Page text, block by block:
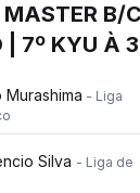
B/C
| 7º KYU À
- Liga
Silva - Liga de